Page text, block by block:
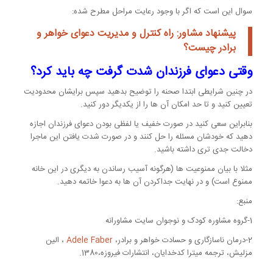
سوال این است که اگر با وجود رعایت مراحل مطرح شده:
پیشنهاد مشاور: راه کنترل ومدیریت دعوای خواهر و
برادرچیست؟
وقتی دعوای فرزندان شدت گرفت چه باید کرد؟
در چنین شرایطی ابتدا صحنه را توضیح بدهید سپس برایشان محدودیت
تعیین کنید و تا حد امکان آن ها را از یکدیگر دور کنید.
بنابراین سعی کنید در صورت خفیف یا لفظی بودن دعوای فرزندان اجازه
دهید که خودشان مسئله را حل کنند و در صورت شدت یافتن این ماجرا
دخالت جدی تری داشته باشید.
مثلا با بیان ممنوعیت ها (هرگونه آسیب رساندن به دیگری در این خانه
ممنوع است) و در نهایت جداکردن آن ها به دعوا خاتمه دهید.
منبع:
1-گروه مشاوره کودک و نوجوان سایت مشاورانه
2-درمان ناسازگاری و حسادت خواهر و برادر،
Adele Faber، الین
مزلیش، ترجمه میترا کدخدایان، انتشارات فیروزه،1380.